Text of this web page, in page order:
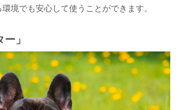
境でも安心して使うことができます。
」